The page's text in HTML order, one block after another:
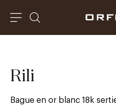
Rili
Bague en or blanc 18k